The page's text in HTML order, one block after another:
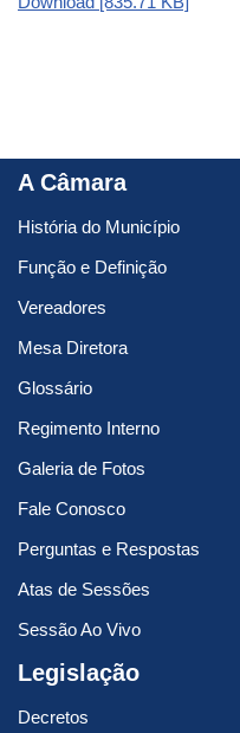
A Câmara
História do Município
Função e Definição
Vereadores
Mesa Diretora
Glossário
Regimento Interno
Galeria de Fotos
Fale Conosco
Perguntas e Respostas
Atas de Sessões
Sessão Ao Vivo
Legislação
Decretos